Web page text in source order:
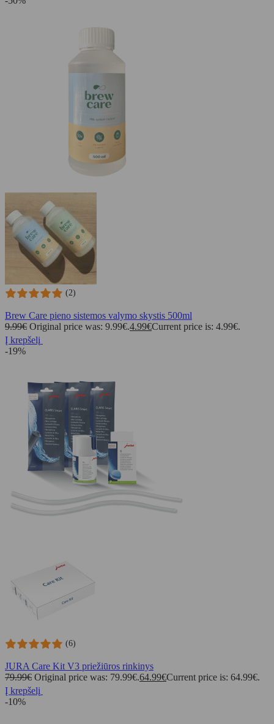
(2)
Brew Care pieno sistemos valymo skystis 500ml
9.99€ Original price was: 9.99€.4.99€Current price is: 4.99€.
Į krepšelį
-19%
(6)
JURA Care Kit V3 priežiūros rinkinys
79.99€ Original price was: 79.99€.64.99€Current price is: 64.99€.
Į krepšelį
-10%